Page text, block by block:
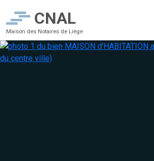
CNAL
Maison des Notaires de Liège